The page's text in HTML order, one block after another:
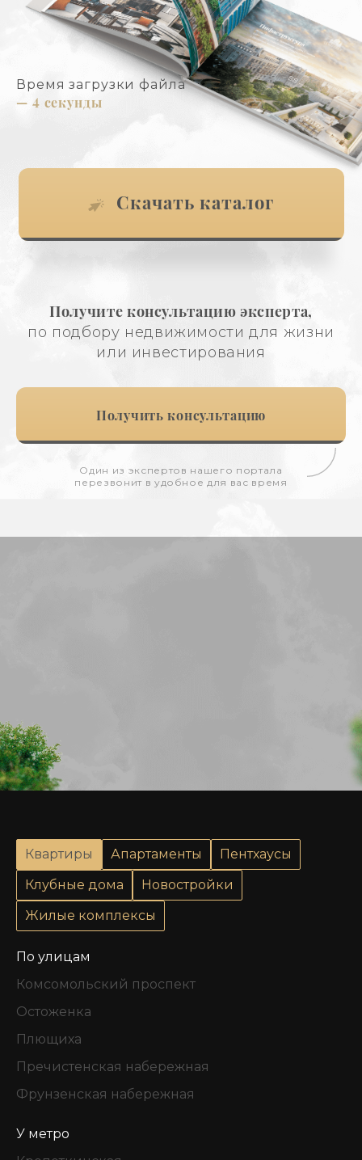
Время загрузки файла
— 4 секунды
Скачать каталог
Получите консультацию эксперта,
по подбору недвижимости для жизни
или инвестирования
Получить консультацию
Один из экспертов нашего портала
перезвонит в удобное для вас время
Квартиры Апартаменты
Пентхаусы
Клубные дома
Новостройки
Жилые комплексы
По улицам
Комсомольский проспект
Остоженка
Плющиха
Пречистенская набережная
Фрунзенская набережная
У метро